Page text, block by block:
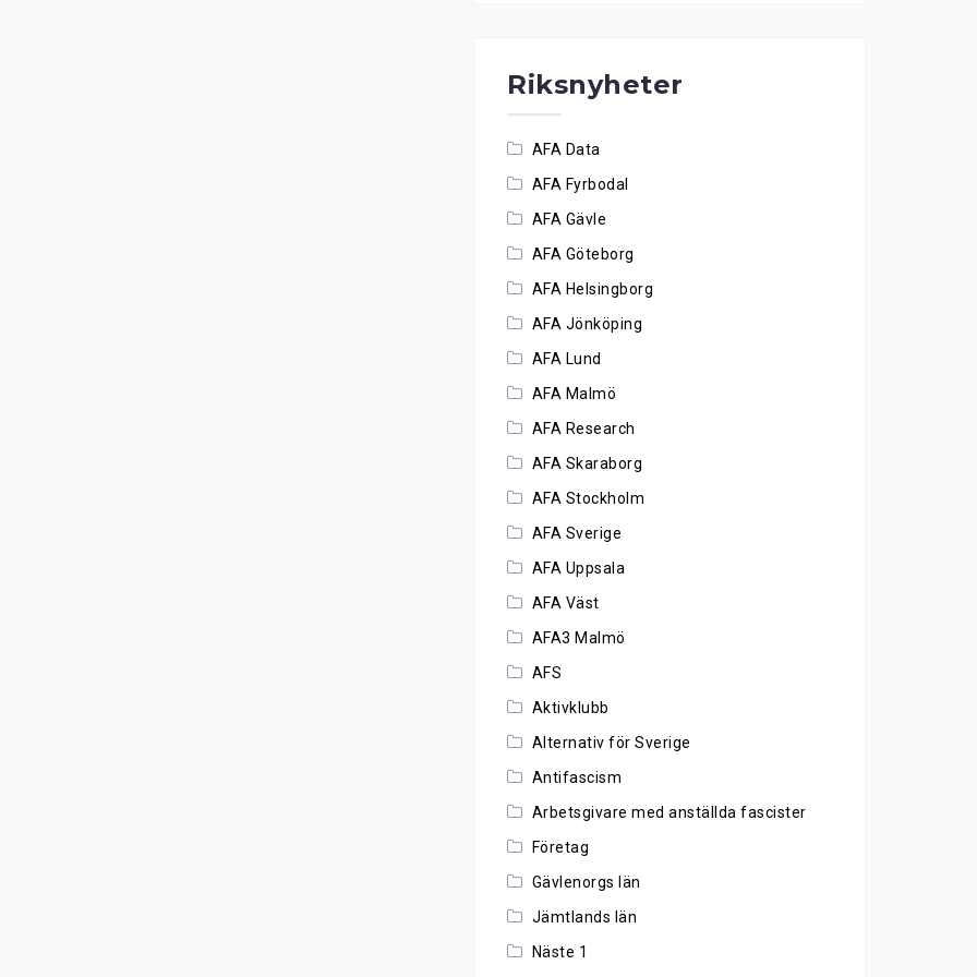
Riksnyheter
AFA Data
AFA Fyrbodal
AFA Gävle
AFA Göteborg
AFA Helsingborg
AFA Jönköping
AFA Lund
AFA Malmö
AFA Research
AFA Skaraborg
AFA Stockholm
AFA Sverige
AFA Uppsala
AFA Väst
AFA3 Malmö
AFS
Aktivklubb
Alternativ för Sverige
Antifascism
Arbetsgivare med anställda fascister
Företag
Gävlenorgs län
Jämtlands län
Näste 1